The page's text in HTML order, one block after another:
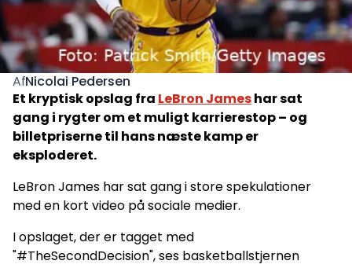
AfNicolai Pedersen
Et kryptisk opslag fra LeBron Jameshar sat
gang i rygter om et muligt karrierestop – og
billetpriserne til hans næste kamp er
eksploderet.
LeBron James har sat gang i store spekulationer
med en kort video på sociale medier.
I opslaget, der er tagget med
"#TheSecondDecision", ses basketballstjernen